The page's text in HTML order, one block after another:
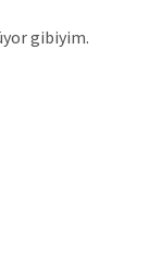
gibiyim.